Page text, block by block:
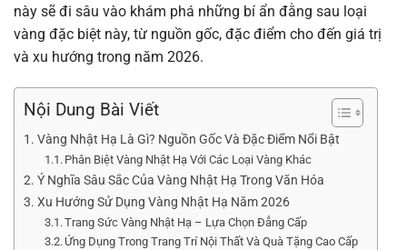
này sẽ đi sâu vào khám phá những bí ẩn đằng sau loại
vàng đặc biệt này, từ nguồn gốc, đặc điểm cho đến giá trị
và xu hướng trong năm 2026.
Nội Dung Bài Viết
Vàng Nhật Hạ Là Gì? Nguồn Gốc Và Đặc Điểm Nổi Bật
Phân Biệt Vàng Nhật Hạ Với Các Loại Vàng Khác
Ý Nghĩa Sâu Sắc Của Vàng Nhật Hạ Trong Văn Hóa
Xu Hướng Sử Dụng Vàng Nhật Hạ Năm 2026
Trang Sức Vàng Nhật Hạ – Lựa Chọn Đẳng Cấp
Ứng Dụng Trong Trang Trí Nội Thất Và Quà Tặng Cao Cấp